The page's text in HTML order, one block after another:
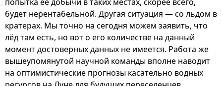
будет нерентабельной. Другая ситуация — со льдом в
кратерах. Мы точно на сегодня можем заявить, что
лёд там есть, но вот о его количестве на данный
момент достоверных данных не имеется. Работа же
вышеупомянутой научной команды вполне наводит
на оптимистические прогнозы касательно водных